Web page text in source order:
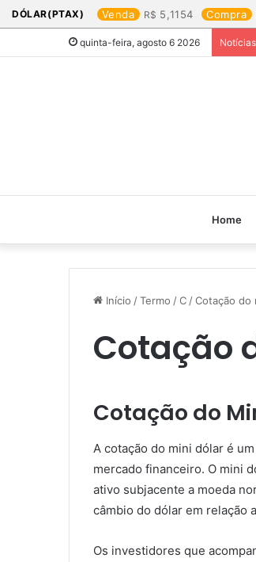
DÓLAR(PTAX) Venda 5,1154 Compra
quinta-feira, agosto 6 2026
Home
Início /Termo /C /Cotação do
Cotação
Cotação do
A cotação do mini dólar é
mercado financeiro. O mini
ativo subjacente a moeda
câmbio do dólar em relação
Os investidores que